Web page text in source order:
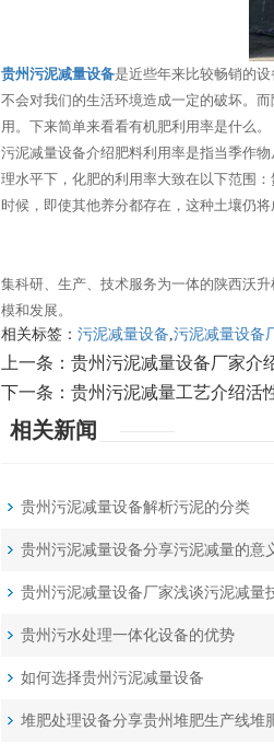
贵州污泥减量设备是近些年来比较畅销的
不会对我们的生活环境造成一定的破坏。而
用。下来简单来看看有机肥利用率是什么。
污泥减量设备介绍肥料利用率是指当季作
理水平下，化肥的利用率大致在以下范围
时候，即使其他养分都存在，这种土壤仍
集科研、生产、技术服务为一体的陕西沃
模和发展。
相关标签： 污泥减量设备,污泥减量设备
上一条： 贵州污泥减量设备厂家介
下一条： 贵州污泥减量工艺介绍活
相关新闻
贵州污泥减量设备解析污泥的分类
贵州污泥减量设备分享污泥减量的意
贵州污泥减量设备厂家浅谈污泥减量
贵州污水处理一体化设备的优势
如何选择贵州污泥减量设备
堆肥处理设备分享贵州堆肥生产线堆